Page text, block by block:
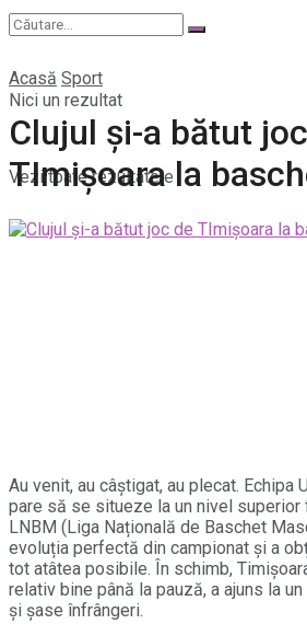
Nici un rezultat
Vezi toate rezultatele
Acasă Sport
Clujul și-a bătut
TImișoara la
Au venit, au câștigat, au plecat. Echipa
pare să se situeze la un nivel
LNBM (Liga Națională de Baschet
evoluția perfectă din campionat și a
tot atâtea posibile. În schimb,
relativ bine până la pauză, a ajuns la
și șase înfrângeri.